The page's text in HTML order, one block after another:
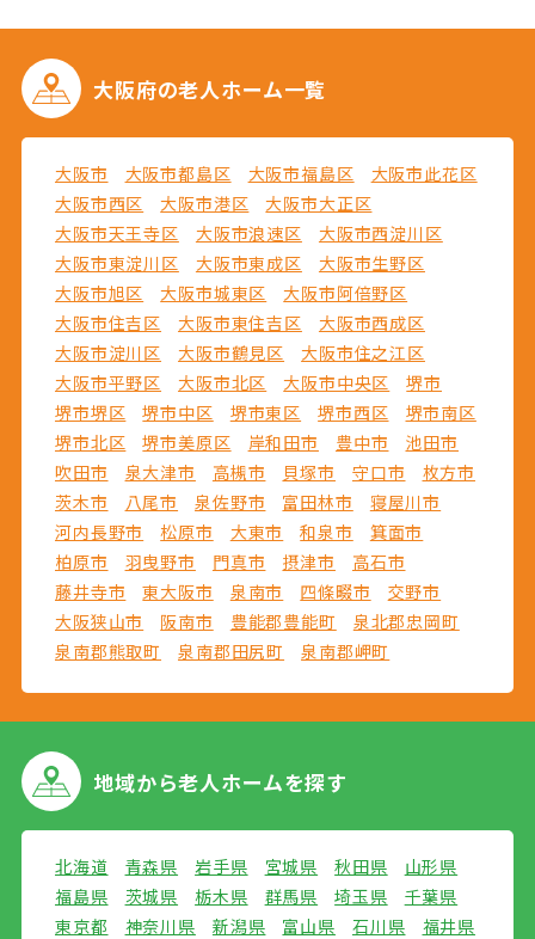
大阪府の老人ホーム一覧
大阪市 大阪市都島区 大阪市福島区
大阪市此花区
大阪市西区
大阪市港区
大阪市大正区
大阪市天王寺区
大阪市浪速区
大阪市西淀川区
大阪市東淀川区
大阪市東成区
大阪市生野区
大阪市旭区
大阪市城東区
大阪市阿倍野区
大阪市住吉区
大阪市東住吉区
大阪市西成区
大阪市淀川区
大阪市鶴見区
大阪市住之江区
大阪市平野区
大阪市北区 大阪市中央区
堺市
堺市堺区
堺市中区 堺市東区 堺市西区
堺市南区
堺市北区
堺市美原区 岸和田市 豊中市
池田市
吹田市
泉大津市 高槻市 貝塚市 守口市
枚方市
茨木市
八尾市 泉佐野市 富田林市
寝屋川市
河内長野市
松原市 大東市 和泉市
箕面市
柏原市
羽曳野市 門真市 摂津市
高石市
藤井寺市
東大阪市 泉南市 四條畷市
交野市
大阪狭山市
阪南市 豊能郡豊能町
泉北郡忠岡町
泉南郡熊取町
泉南郡田尻町 泉南郡岬町
地域から老人ホームを探す
北海道 青森県 岩手県 宮城県 秋田県
山形県
福島県
茨城県 栃木県 群馬県 埼玉県
千葉県
東京都
神奈川県 新潟県 富山県 石川県
福井県